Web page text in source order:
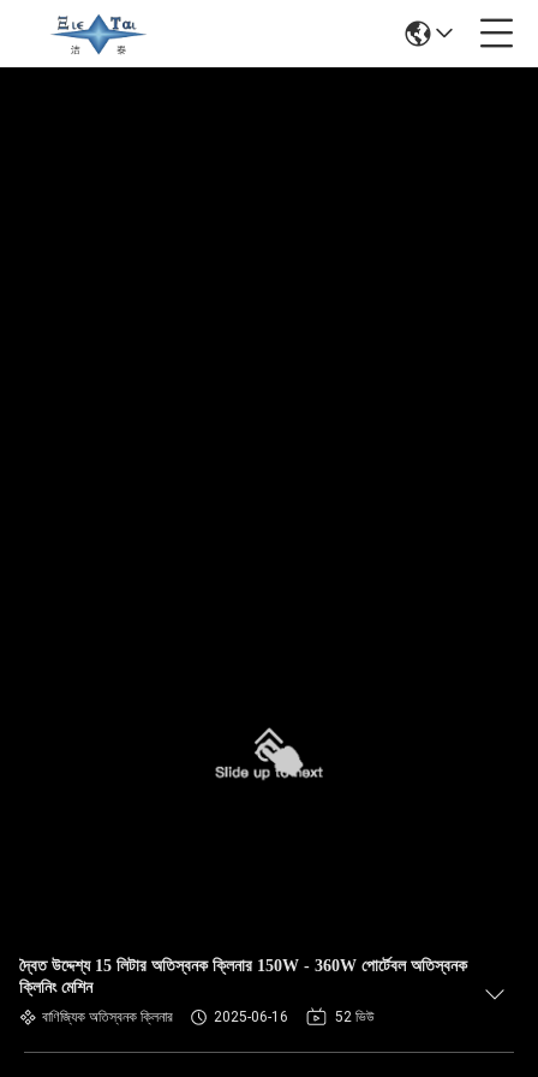
দ্বৈত উদ্দেশ্য 15 লিটার অতিস্বনক ক্লিনার 150W - 360W পোর্টেবল অতিস্বনক
ক্লিনিং মেশিন
বাণিজ্যিক অতিস্বনক ক্লিনার 2025-06-16 52 ভিউ